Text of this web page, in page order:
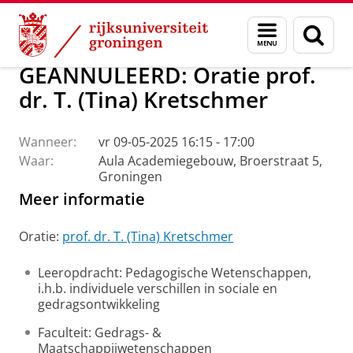
Skip
Content
Skip
Navigation
Menu
en
zoeken
Over ons Actueel Evenementen Oraties
GEANNULEERD: Oratie prof.
dr. T. (Tina) Kretschmer
Wanneer:
vr 09-05-2025 16:15 - 17:00
Waar:
Aula Academiegebouw, Broerstraat 5,
Groningen
Meer informatie
Oratie: prof. dr. T. (Tina) Kretschmer
Leeropdracht: Pedagogische Wetenschappen,
i.h.b. individuele verschillen in sociale en
gedragsontwikkeling
Faculteit: Gedrags- &
Maatschappijwetenschappen